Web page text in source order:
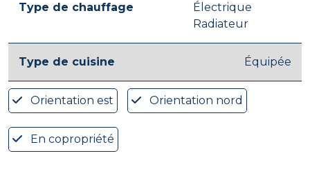
Type de chauffage
Électrique
Radiateur
Type de cuisine Équipée
Orientation est Orientation nord
En copropriété